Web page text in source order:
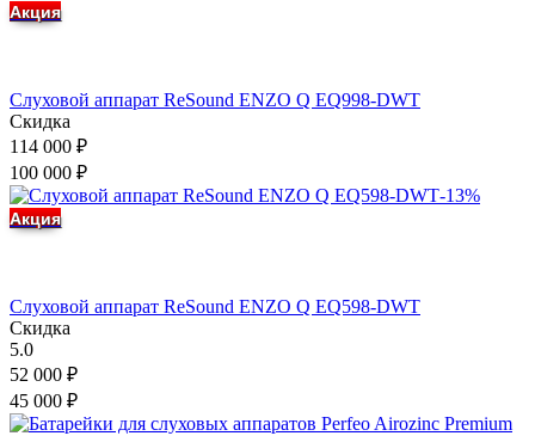
Акция
Слуховой аппарат ReSound ENZO Q EQ998-DWT
Скидка
114 000 ₽
100 000 ₽
-13%
Акция
Слуховой аппарат ReSound ENZO Q EQ598-DWT
Скидка
5.0
52 000 ₽
45 000 ₽